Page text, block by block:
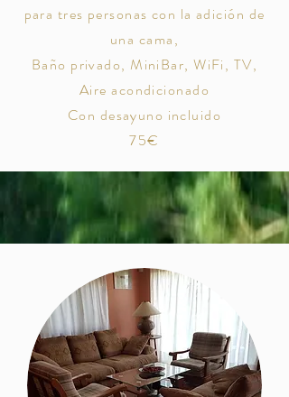
para tres personas con la adición de
una cama,
Baño privado, MiniBar, WiFi, TV,
Aire acondicionado
Con desayuno incluido
75€